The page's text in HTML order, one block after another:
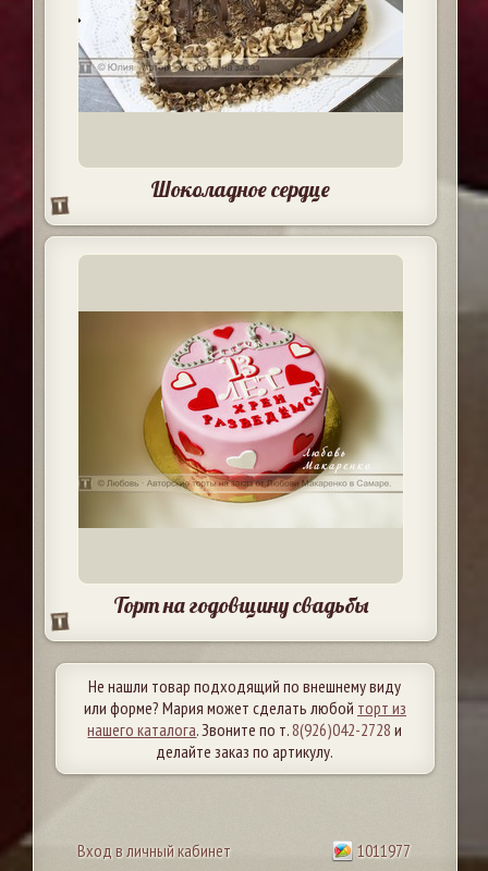
Шоколадное сердце
Торт на годовщину свадьбы
Не нашли товар подходящий по внешнему виду
или форме? Мария может сделать любой торт из
нашего каталога. Звоните по т.8(926)042-2728 и
делайте заказ по артикулу.
Вход в личный кабинет 1011977